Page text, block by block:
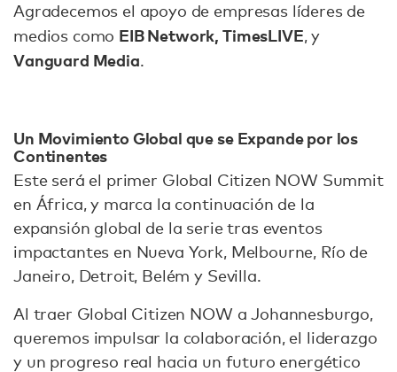
Agradecemos el apoyo de empresas líderes de
medios como EIB Network, TimesLIVE, y
Vanguard Media.
Un Movimiento Global que se Expande por los
Continentes
Este será el primer Global Citizen NOW Summit
en África, y marca la continuación de la
expansión global de la serie tras eventos
impactantes en Nueva York, Melbourne, Río de
Janeiro, Detroit, Belém y Sevilla.
Al traer Global Citizen NOW a Johannesburgo,
queremos impulsar la colaboración, el liderazgo
y un progreso real hacia un futuro energético